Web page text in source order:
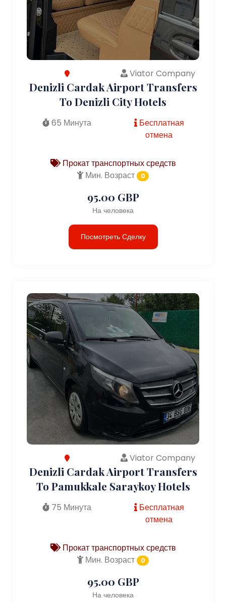
Viator Company
Denizli Cardak Airport Transfers
To Denizli City Hotels
65 Минута
Бесплатная
отмена
Прокат транспортных средств
Мин. Возраст
0
95.00 GBP
На человека
Посмотреть Сделку
Viator Company
Denizli Cardak Airport Transfers
To Pamukkale Saraykoy Hotels
75 Минута
Бесплатная
отмена
Прокат транспортных средств
Мин. Возраст
0
95.00 GBP
На человека